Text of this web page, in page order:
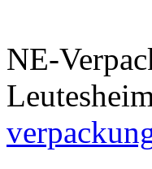
NE-